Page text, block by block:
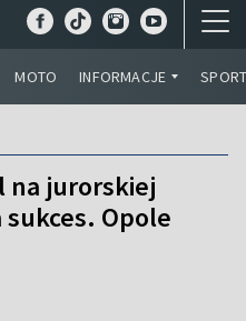
MOTO INFORMACJE
na jurorskiej
sukces. Opole